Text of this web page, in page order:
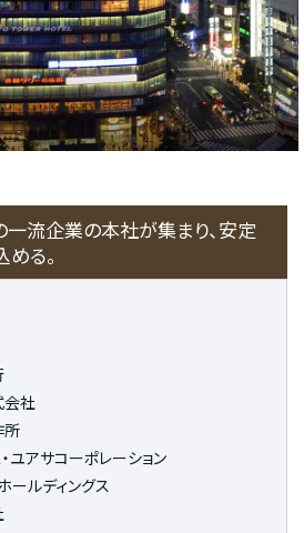
流企業の本社が集まり、安定
る。
社
所
ユアサコーポレーション
ールディングス